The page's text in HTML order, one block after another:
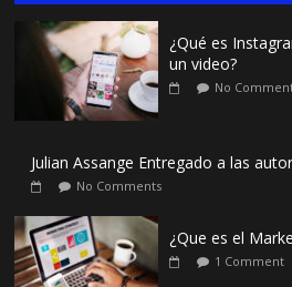
¿Qué es
un video?
No
Julian Assange Entregado a las
No Comments
¿Que es el
1 Comment